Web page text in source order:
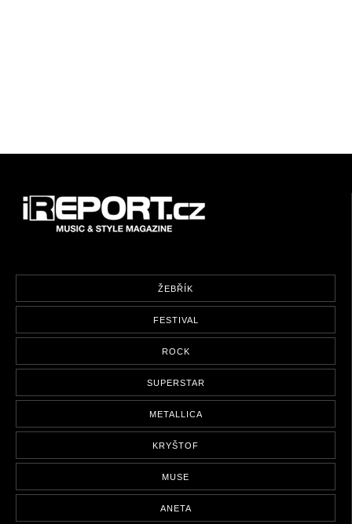
ŽEBŘÍK
FESTIVAL
ROCK
SUPERSTAR
METALLICA
KRYŠTOF
MUSE
ANETA